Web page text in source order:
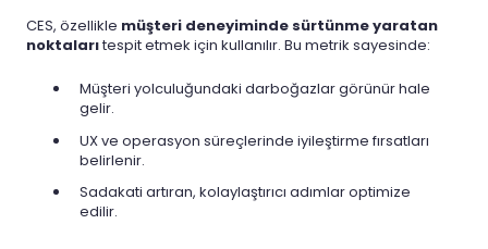
CES, özellikle müşteri deneyiminde sürtünme yaratan
noktalarıtespit etmek için kullanılır. Bu metrik sayesinde:
Müşteri yolculuğundaki darboğazlar görünür hale
gelir.
UX ve operasyon süreçlerinde iyileştirme fırsatları
belirlenir.
Sadakati artıran, kolaylaştırıcı adımlar optimize
edilir.